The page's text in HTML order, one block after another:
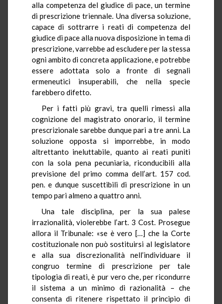
alla competenza del giudice di pace, un termine
di prescrizione triennale. Una diversa soluzione,
capace di sottrarre i reati di competenza del
giudice di pace alla nuova disposizione in tema di
prescrizione, varrebbe ad escludere per la stessa
ogni ambito di concreta applicazione, e potrebbe
essere adottata solo a fronte di segnali
ermeneutici insuperabili, che nella specie
farebbero difetto.
Per i fatti più gravi, tra quelli rimessi alla
cognizione del magistrato onorario, il termine
prescrizionale sarebbe dunque pari a tre anni. La
soluzione opposta si imporrebbe, in modo
altrettanto ineluttabile, quanto ai reati puniti
con la sola pena pecuniaria, riconducibili alla
previsione del primo comma dell’art. 157 cod.
pen. e dunque suscettibili di prescrizione in un
tempo pari almeno a quattro anni.
Una tale disciplina, per la sua palese
irrazionalità, violerebbe l’art. 3 Cost. Prosegue
allora il Tribunale: «se è vero […] che la Corte
costituzionale non può sostituirsi al legislatore
e alla sua discrezionalità nell’individuare il
congruo termine di prescrizione per tale
tipologia di reati, è pur vero che, per ricondurre
il sistema a un minimo di razionalità – che
consenta di ritenere rispettato il principio di